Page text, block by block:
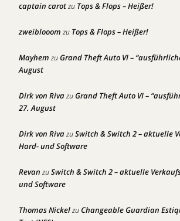
captain carotzu Tops & Flops – Heißer!
zweiblooom zu Tops & Flops – Heißer!
Mayhem zuGrand Theft Auto VI –
August
Dirk von RivazuGrand Theft Auto VI –
27. August
Dirk von RivazuSwitch & Switch 2 – aktuelle
Hard- und Software
Revan zuSwitch & Switch 2 – aktuelle
und Software
Thomas NickelzuChangeable Guardian